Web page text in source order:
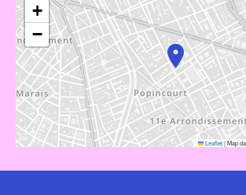
+
−
Leaflet|Map